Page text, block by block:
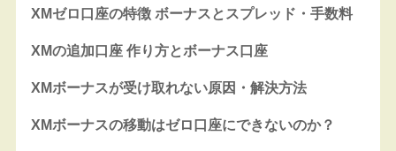
XMゼロ口座の特徴 ボーナスとスプレッド・手数料
XMの追加口座 作り方とボーナス口座
XMボーナスが受け取れない原因・解決方法
XMボーナスの移動はゼロ口座にできないのか？